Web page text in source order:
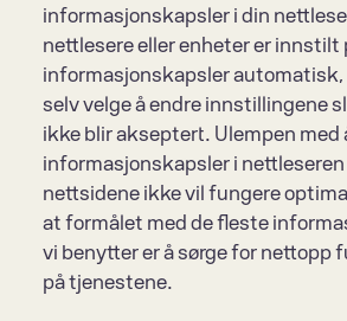
informasjonskapsler i din
nettlesere eller enheter er innstilt
informasjonskapsler automatisk,
selv velge å endre innstillingene
ikke blir akseptert. Ulempen med
informasjonskapsler i nettleseren
nettsidene ikke vil fungere
at formålet med de fleste
vi benytter er å sørge for nettopp
på tjenestene.